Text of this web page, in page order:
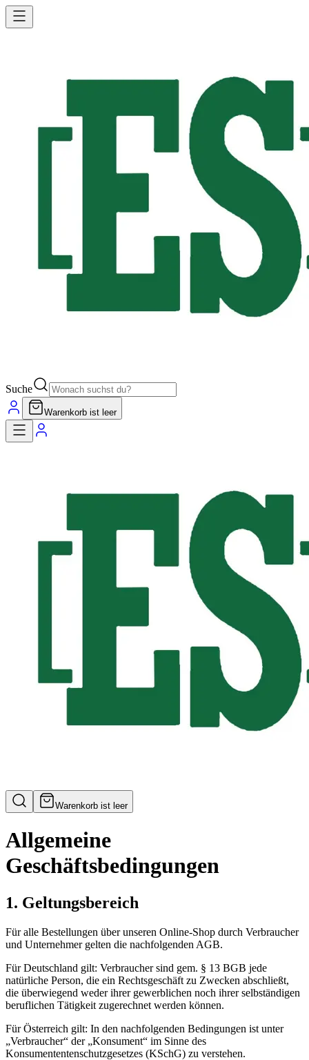
Suche
Warenkorb ist leer
Warenkorb ist leer
Allgemeine
Geschäftsbedingungen
1. Geltungsbereich
Für alle Bestellungen über unseren Online-Shop durch Verbraucher
und Unternehmer gelten die nachfolgenden AGB.
Für Deutschland gilt: Verbraucher sind gem. § 13 BGB jede
natürliche Person, die ein Rechtsgeschäft zu Zwecken abschließt,
die überwiegend weder ihrer gewerblichen noch ihrer selbständigen
beruflichen Tätigkeit zugerechnet werden können.
Für Österreich gilt: In den nachfolgenden Bedingungen ist unter
„Verbraucher“ der „Konsument“ im Sinne des
Konsumententenschutzgesetzes (KSchG) zu verstehen.